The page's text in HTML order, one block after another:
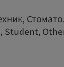
Student,